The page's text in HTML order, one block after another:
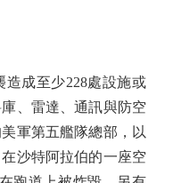
成至少228處設施或
、雷達、通訊與防空
軍第五艦隊總部，以
沙特阿拉伯的一座空